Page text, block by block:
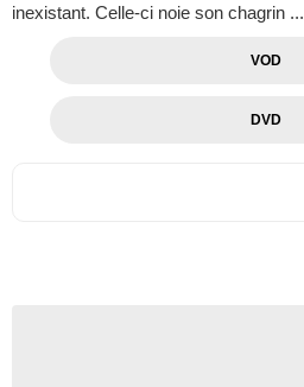
inexistant. Celle-ci noie son chagrin ...
VOD
DVD